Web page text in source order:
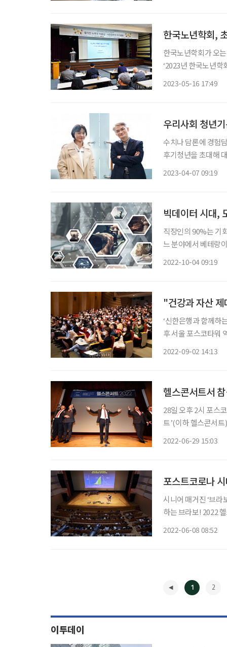
한국노년학회,
한국노년학회가 오
‘2023년 한국노년학회 전기학술대
2023-05-16 17:49
우리사회 청년
수치나 담론에 경험
후기청년을 초대해
2023-04-07 09:19
빅데이터 시대,
직장인의 90%는 기
느 분야에서 베테랑
2022-10-04 09:19
"건강과 자산
‘신한은행과 함께하
후 서울 포스코타워
2022-09-02 14:13
헬스콘서트서
28일 오후 2시 포스
트’(이하 헬스콘서트)가 열렸다. 시니어 매거진 ‘브라보 마
2022-06-29 15:03
포스트코로나
시니어 매거진 ‘브라
하는 브라보! 2022
2022-06-08 08:52
1 2
이투데이